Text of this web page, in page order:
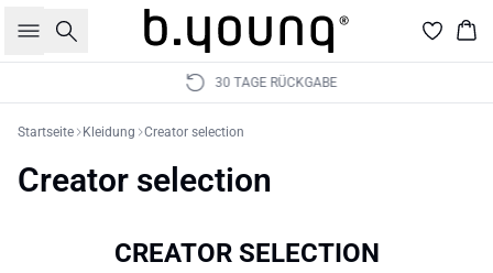
Suche
30 TAGE RÜCKGABE
Startseite Kleidung Creator selection
Creator selection
CREATOR SELECTION